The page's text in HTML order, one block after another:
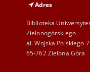
Adres
Biblioteka
Zielonogórskiego
al. Wojska Polskiego
65-762 Zielona Góra